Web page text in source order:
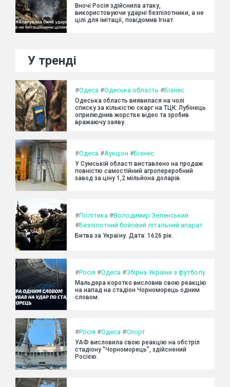
Вночі Росія здійснила атаку,
використовуючи ударні безпілотники, а не
цілі для імітації, повідомив Ігнат.
У тренді
#Одеса #Одеська область #Бізнес
Одеська область виявилася на чолі
списку за кількістю скарг на ТЦК: Лубінець
оприлюднив жорстке відео та зробив
вражаючу заяву.
#Одеса #Аукціон #Бізнес
У Сумській області виставлено на продаж
повністю самостійний агропереробний
завод за ціну 1,2 мільйона доларів.
#Політика #Володимир Зеленський
#Безпілотний бойовий літальний апарат
Битва за Україну. Дата: 1626 рік.
#Росія #Одеса #Збірна України з футболу
Мальдера коротко висловив свою реакцію
на напад на стадіон Чорноморець одним
словом.
#Росія #Одеса #Спорт
УАФ висловила свою реакцію на обстріл
стадіону "Чорноморець", здійснений
Росією.